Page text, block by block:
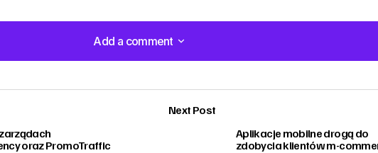
Add a comment
Add a comment
oraz PromoTraffic
Next Post
Aplikacje mobilne drogą do
zdobycia klientów m-